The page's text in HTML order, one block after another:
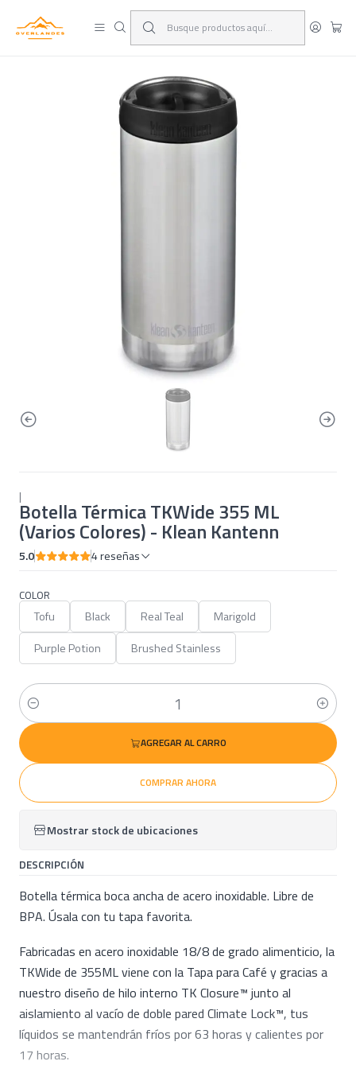
¡Viaja y deja las excusas!
|
Botella Térmica TKWide 355 ML
(Varios Colores) - Klean Kantenn
5.0 4 reseñas
COLOR
Tofu Black Real Teal
Marigold
Purple Potion
Brushed Stainless
Cantidad
AGREGAR AL CARRO
COMPRAR AHORA
Mostrar stock de ubicaciones
DESCRIPCIÓN
Botella térmica boca ancha de acero inoxidable. Libre de
BPA. Úsala con tu tapa favorita.
Fabricadas en acero inoxidable 18/8 de grado alimenticio, la
TKWide de 355ML viene con la Tapa para Café y gracias a
nuestro diseño de hilo interno TK Closure™ junto al
aislamiento al vacío de doble pared Climate Lock™, tus
líquidos se mantendrán fríos por 63 horas y calientes por
17 horas.